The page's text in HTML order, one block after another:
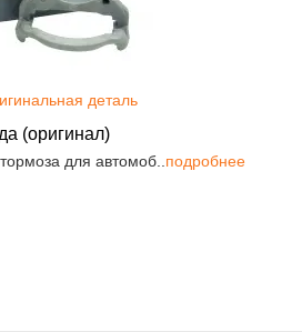
деталь
(оригинал)
для автомоб..подробнее